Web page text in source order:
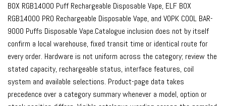
BOX RGB14000 Puff Rechargeable Disposable Vape, ELF BOX
RGB14000 PRO Rechargeable Disposable Vape, and VOPK COOL BAR-
9000 Puffs Disposable Vape.Catalogue inclusion does not by itself
confirm a local warehouse, fixed transit time or identical route for
every order. Hardware is not uniform across the category; review the
stated capacity, rechargeable status, interface features, coil
system and available selections. Product-page data takes
precedence over a category summary whenever a model, option or